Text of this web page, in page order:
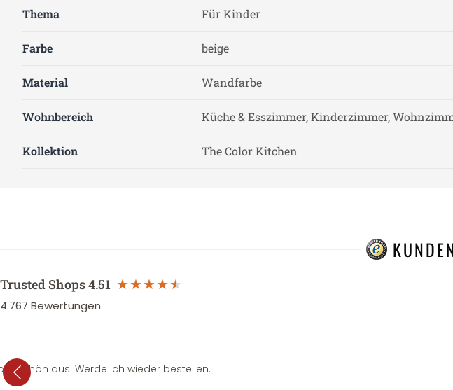
Thema Für Kinder
Farbe beige
Material Wandfarbe
Wohnbereich Küche & Esszimmer, Kinderzimmer,
Kollektion The Color Kitchen
Trusted Shops4.51
4.767 Bewertungen
schön aus. Werde ich wieder bestellen.